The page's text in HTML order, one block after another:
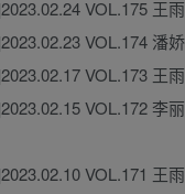
VOL.175 王
VOL.174 潘
VOL.173 王
VOL.172 李
VOL.171 王